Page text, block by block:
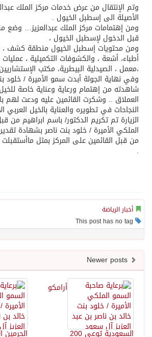
وتم الإنتقال من عرض خدمات مركز الملك
الأصيلة الى إسطبل الخيول .
ومن إهتمامات مركز الملك عبدالعزيز… وضع
قبل الدخول لإسطبل الخيول ،
ومن محتويات إسطبل الخيول منطقة كشف ،
أطباء، أشعة ، والكشوفات التكميلية ،
،معمل ، الصيدلية البيطرية، مكتب
وفي نهاية الجولة أبدت سمو الأميرة / خلود
شاهدته من إهتمام ورعاية وعناية خاصة
العملاق .. وشكرت القائمين عليه ودعت لهم
النجاحات في تطويره والعناية بالخيل
الزيارة تم تكريم الدكتور/ باسم ابراهيم من
الملكي الأميرة / خلود بنت ناصر بشهادة
من قبل القائمين على المركز بمثل
.
أخبار الرياضة
أرامكو
السعودية توعي 200